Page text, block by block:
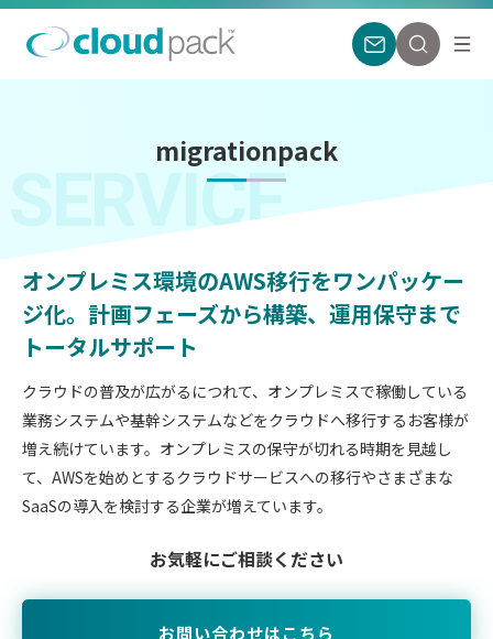
migrationpack
SERVICE
オンプレミス環境のAWS移行をワンパッケー
ジ化。計画フェーズから構築、運用保守まで
トータルサポート
クラウドの普及が広がるにつれて、オンプレミスで稼働している
業務システムや基幹システムなどをクラウドへ移行するお客様が
増え続けています。オンプレミスの保守が切れる時期を見越し
て、AWSを始めとするクラウドサービスへの移行やさまざまな
SaaSの導入を検討する企業が増えています。
お気軽にご相談ください
お問い合わせはこちら